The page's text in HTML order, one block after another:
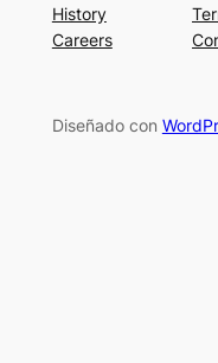
History
Careers
Diseñado con